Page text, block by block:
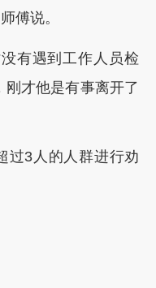
傅说。
有遇到工作人员检
刚才他是有事离开了
3人的人群进行劝